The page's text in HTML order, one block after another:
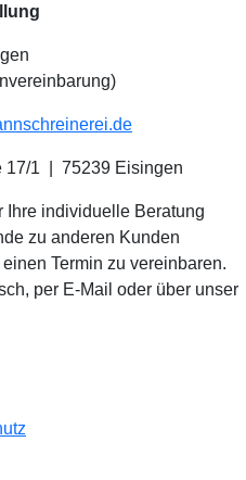
17/1 75239 Eisingen
Ihre individuelle Beratung
zu anderen Kunden
Termin zu vereinbaren.
per E-Mail oder über unser